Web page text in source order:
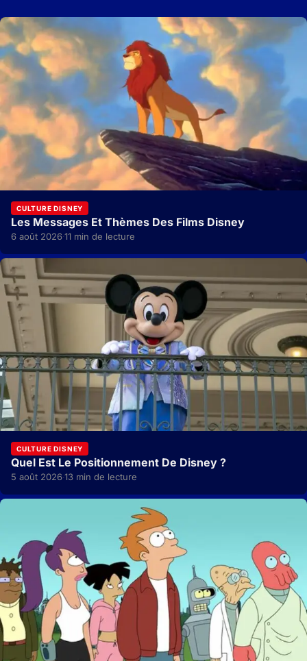
CULTURE DISNEY
Les Messages Et Thèmes Des Films Disney
6 août 2026·11 min de lecture
CULTURE DISNEY
Quel Est Le Positionnement De Disney ?
5 août 2026·13 min de lecture